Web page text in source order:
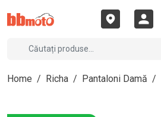
Home / Richa / Pantaloni Damă /